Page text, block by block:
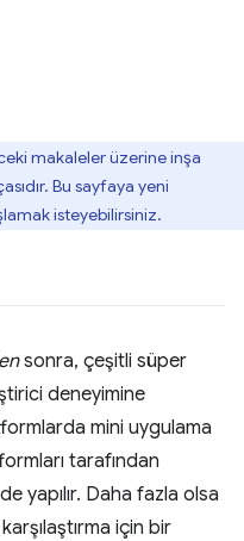
makaleler üzerine inşa
Bu sayfaya yeni
isteyebilirsiniz.
sonra, çeşitli süper
deneyimine
mini uygulama
tarafından
yapılır. Daha fazla olsa
için bir